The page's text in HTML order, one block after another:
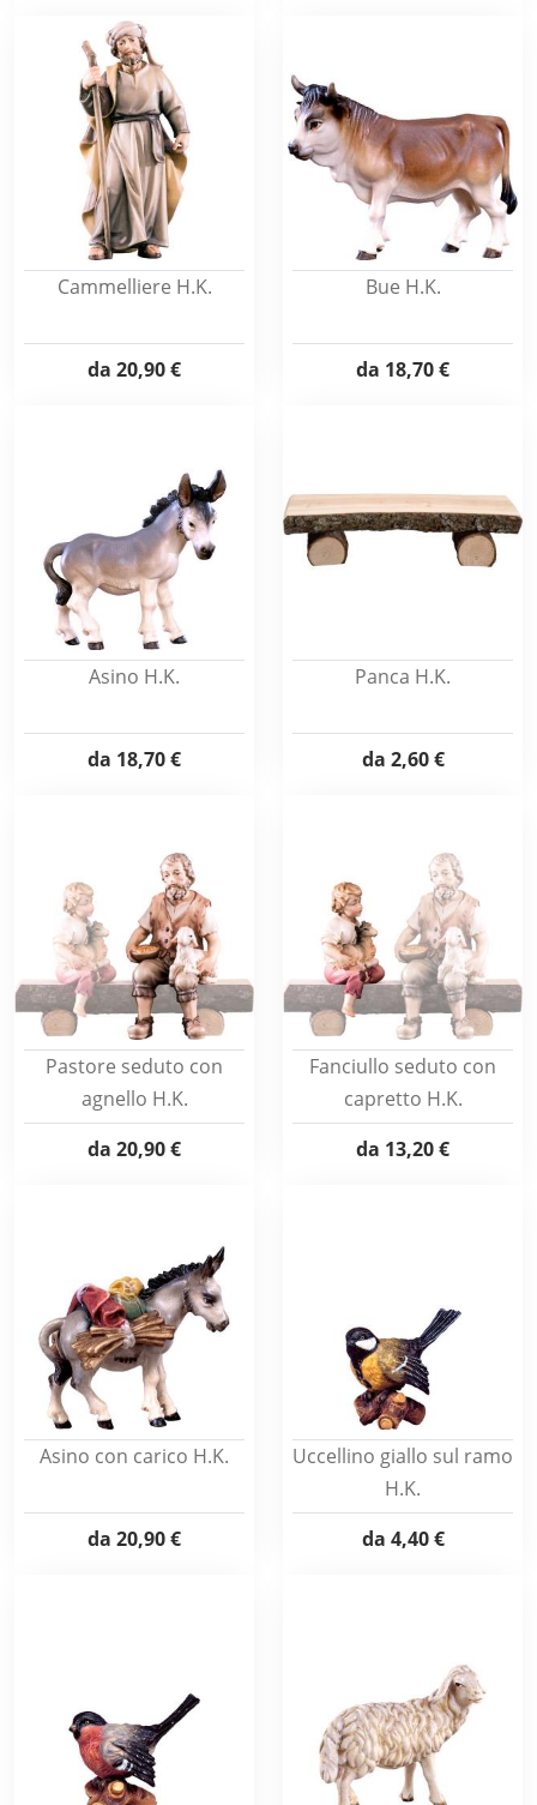
Cammelliere H.K.
da 20,90 €
Bue H.K.
da 18,70 €
Asino H.K.
da 18,70 €
Panca H.K.
da 2,60 €
Pastore seduto con
agnello H.K.
da 20,90 €
Fanciullo seduto con
capretto H.K.
da 13,20 €
Asino con carico H.K.
da 20,90 €
Uccellino giallo sul ramo
H.K.
da 4,40 €